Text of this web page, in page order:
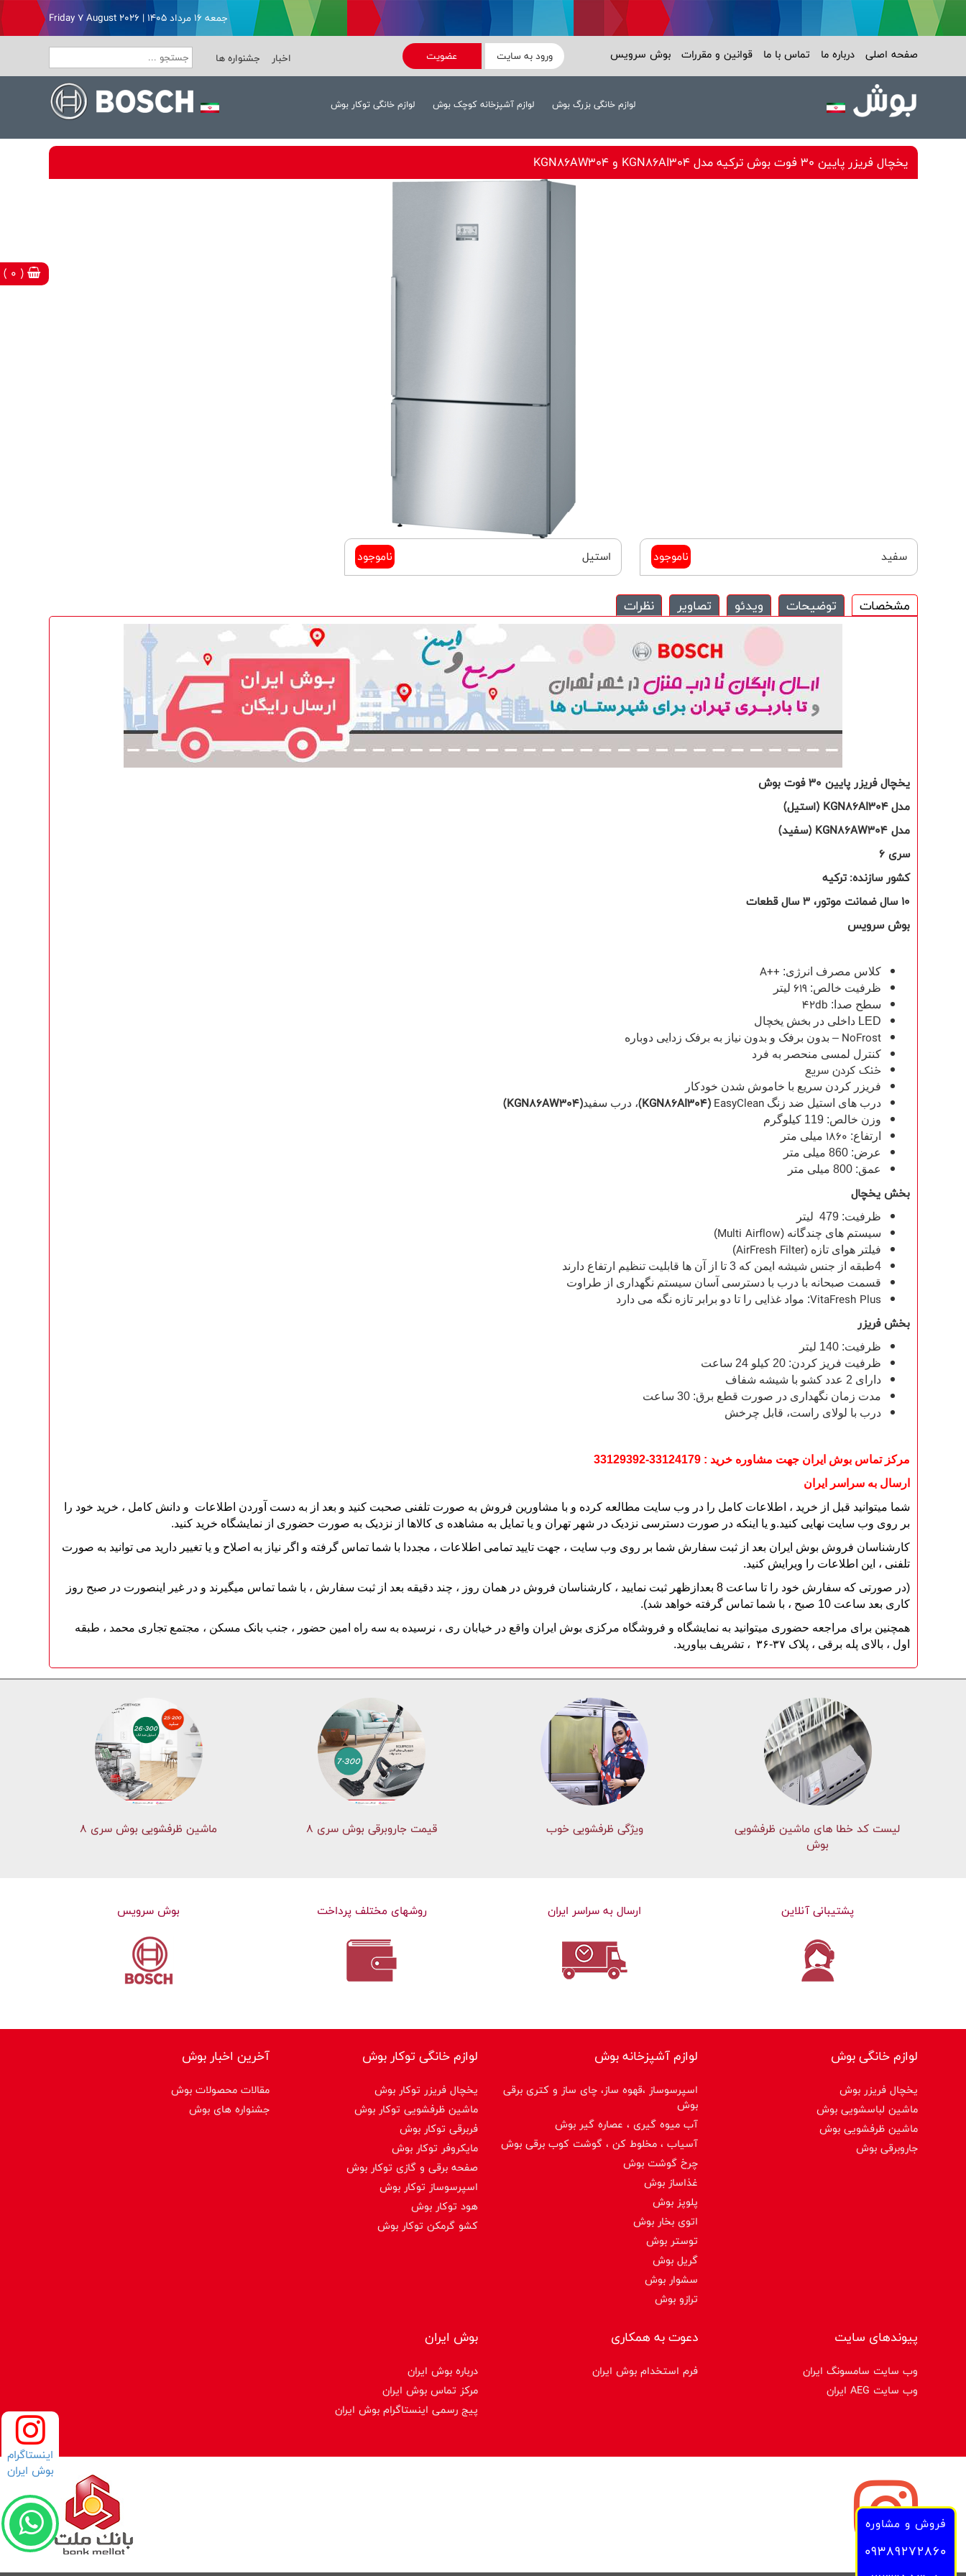
فروش و مشاوره
09389272860
( 0 )
اینستاگرام
بوش ایران
جمعه ۱۶ مرداد ۱۴۰۵ | Friday 7 August 2026
صفحه اصلی درباره ما تماس با ما قوانین و مقررات بوش سرویس ورود به سایت عضویت اخبار جشنواره ها
لوازم خانگی بزرگ بوش لوازم آشپزخانه کوچک بوش لوازم خانگی توکار بوش
یخچال فریزر پایین 30 فوت بوش ترکیه مدل KGN86AI304 و KGN86AW304
سفید ناموجود استیل ناموجود
مشخصات توضیحات ویدئو تصاویر نظرات
یخچال فریزر پایین 30 فوت بوش
مدلKGN86AI304 (استیل)
مدلKGN86AW304 (سفید)
سری 6
کشور سازنده: ترکیه
10 سال ضمانت موتور، 3 سال قطعات
بوش سرویس
کلاس مصرف انرژی: A++
ظرفیت خالص: 619 لیتر
سطح صدا: 42db
LED داخلی در بخش یخچال
NoFrost – بدون برفک و بدون نیاز به برفک زدایی دوباره
کنترل لمسی منحصر به فرد
خنک کردن سریع
فریزر کردن سریع با خاموش شدن خودکار
درب های استیل ضد زنگEasyClean
(
KGN86AI304
)، درب سفید(KGN86AW304)
وزن خالص: 119 کیلوگرم
ارتفاع: 1860 میلی متر
عرض: 860 میلی متر
عمق: 800 میلی متر
بخش یخچال
ظرفیت: 479 لیتر
سیستم های چندگانه (Multi Airflow
)
فیلتر هوای تازه (AirFresh Filter
)
4طبقه از جنس شیشه ایمن که 3 تا از آن ها قابلیت تنظیم ارتفاع دارند
قسمت صبحانه با درب با دسترسی آسان سیستم نگهداری از طراوت
VitaFresh Plus: مواد غذایی را تا دو برابر تازه نگه می دارد
بخش فریزر
ظرفیت: 140 لیتر
ظرفیت فریز کردن: 20 کیلو 24 ساعت
دارای 2 عدد کشو با شیشه شفاف
مدت زمان نگهداری در صورت قطع برق: 30 ساعت
درب با لولای راست، قابل چرخش
مرکز تماس بوش ایران جهت مشاوره خرید : 33124179-33129392
ارسال به سراسر ایران
شما میتوانید قبل از خرید ، اطلاعات کامل را در وب سایت مطالعه کرده و با مشاورین فروش به صورت تلفنی صحبت کنید و بعد از به دست آوردن اطلاعات و دانش کامل ، خرید خود را
بر روی وب سایت نهایی کنید.و یا اینکه در صورت دسترسی نزدیک در شهر تهران و یا تمایل به مشاهده ی کالاها از نزدیک به صورت حضوری از نمایشگاه خرید کنید.
کارشناسان فروش بوش ایران بعد از ثبت سفارش شما بر روی وب سایت ، جهت تایید تمامی اطلاعات ، مجددا با شما تماس گرفته و اگر نیاز به اصلاح و یا تغییر دارید می توانید به صورت
تلفنی ، این اطلاعات را ویرایش کنید.
(در صورتی که سفارش خود را تا ساعت 8 بعدازظهر ثبت نمایید ، کارشناسان فروش در همان روز ، چند دقیقه بعد از ثبت سفارش ، با شما تماس میگیرند و در غیر اینصورت در صبح روز
کاری بعد ساعت 10 صبح ، با شما تماس گرفته خواهد شد).
همچنین برای مراجعه حضوری میتوانید به نمایشگاه و فروشگاه مرکزی بوش ایران واقع در خیابان ری ، نرسیده به سه راه امین حضور ، جنب بانک مسکن ، مجتمع تجاری محمد ، طبقه
اول ، بالای پله برقی ، پلاک ۳۷-۳۶ ، تشریف بیاورید.
لیست کد خطا های ماشين ظرفشویی
بوش
ویژگی ظرفشویی خوب قیمت جاروبرقی بوش سری ۸ ماشین ظرفشویی بوش سری 8
پشتیبانی آنلاین ارسال به سراسر ایران روشهای مختلف پرداخت بوش سرویس
لوازم خانگی بوش
یخچال فریزر بوش
ماشین لباسشویی بوش
ماشین ظرفشویی بوش
جاروبرقی بوش
لوازم آشپزخانه بوش
اسپرسوساز ،قهوه ساز، چای ساز و کتری برقی
بوش
آب میوه گیری ، عصاره گیر بوش
آسیاب ، مخلوط کن ، گوشت کوب برقی بوش
چرخ گوشت بوش
غذاساز بوش
پلوپز بوش
اتوی بخار بوش
توستر بوش
گریل بوش
سشوار بوش
ترازو بوش
لوازم خانگی توکار بوش
یخچال فریزر توکار بوش
ماشین ظرفشویی توکار بوش
فربرقی توکار بوش
مایکروفر توکار بوش
صفحه برقی و گازی توکار بوش
اسپرسوساز توكار بوش
هود توکار بوش
کشو گرمکن توکار بوش
آخرین اخبار بوش
مقالات محصولات بوش
جشنواره های بوش
پیوندهای سایت
وب سایت سامسونگ ایران
وب سایت AEG ایران
دعوت به همکاری
فرم استخدام بوش ایران
بوش ایران
درباره بوش ایران
مرکز تماس بوش ایران
پیج رسمی اینستاگرام بوش ایران